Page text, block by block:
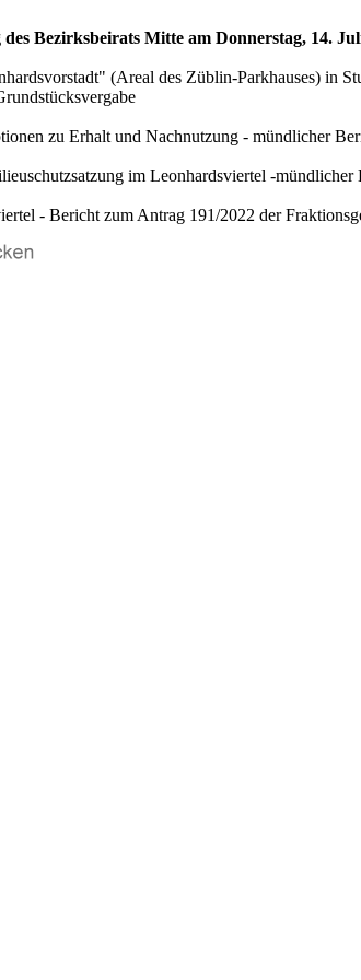
Bezirksbeirats Mitte am Donnerstag, 14.
(Areal des Züblin-Parkhauses) in
zu Erhalt und Nachnutzung - mündlicher
im Leonhardsviertel -mündlicher
- Bericht zum Antrag 191/2022 der